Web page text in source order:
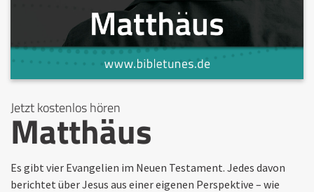
Jetzt kostenlos hören
Matthäus
Es gibt vier Evangelien im Neuen Testament. Jedes davon
berichtet über Jesus aus einer eigenen Perspektive – wie